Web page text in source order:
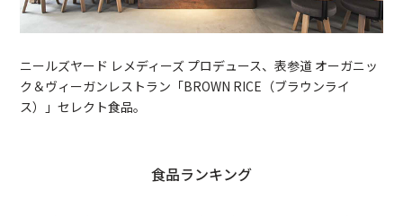
ニールズヤード レメディーズ プロデュース、表参道 オーガニッ
ク＆ヴィーガンレストラン「BROWN RICE（ブラウンライ
ス）」セレクト食品。
食品ランキング